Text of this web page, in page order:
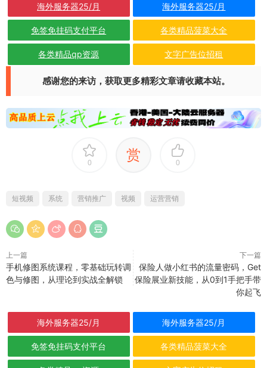
海外服务器25/月 海外服务器25/月
免签免挂码支付平台 各类精品菠菜大全
各类精品qp资源 文字广告位招租
感谢您的来访，获取更多精彩文章请收藏本站。
0 赏 0
短视频 系统 营销推广 视频 运营营销
上一篇
手机修图系统课程，零基础玩转调
色与修图，从理论到实战全解锁
下一篇
保险人做小红书的流量密码，Get
保险展业新技能，从0到1手把手带
你起飞
海外服务器25/月 海外服务器25/月
免签免挂码支付平台 各类精品菠菜大全